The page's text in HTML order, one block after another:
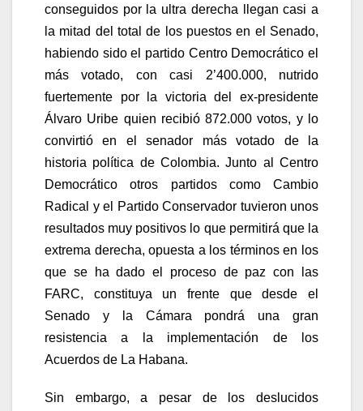
conseguidos por la ultra derecha llegan casi a
la mitad del total de los puestos en el Senado,
habiendo sido el partido Centro Democrático el
más votado, con casi 2’400.000, nutrido
fuertemente por la victoria del ex-presidente
Álvaro Uribe quien recibió 872.000 votos, y lo
convirtió en el senador más votado de la
historia política de Colombia. Junto al Centro
Democrático otros partidos como Cambio
Radical y el Partido Conservador tuvieron unos
resultados muy positivos lo que permitirá que la
extrema derecha, opuesta a los términos en los
que se ha dado el proceso de paz con las
FARC, constituya un frente que desde el
Senado y la Cámara pondrá una gran
resistencia a la implementación de los
Acuerdos de La Habana.
Sin embargo, a pesar de los deslucidos